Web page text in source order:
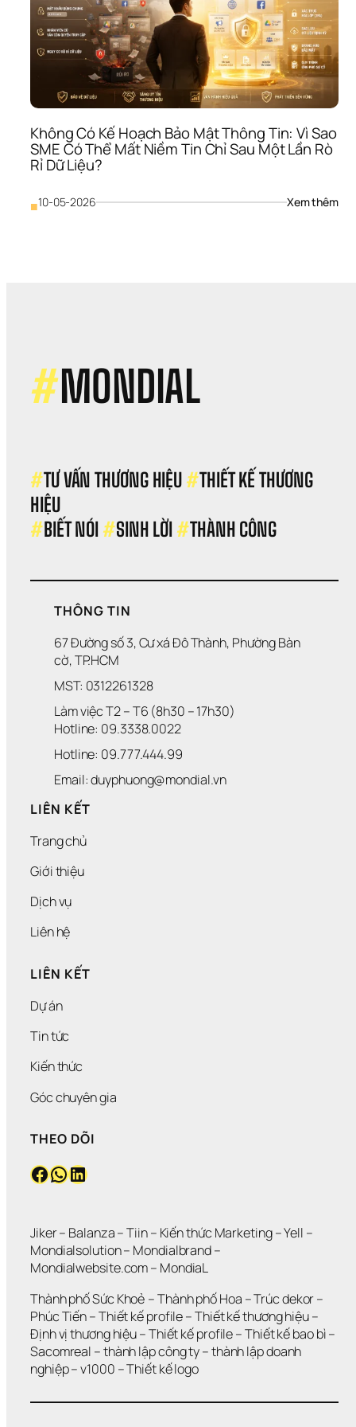
Không Có Kế Hoạch Bảo Mật Thông Tin: Vì Sao
SME Có Thể Mất Niềm Tin Chỉ Sau Một Lần Rò
Rỉ Dữ Liệu?
■10-05-2026 Xem thêm:
#MONDIAL
#TƯ VẤN THƯƠNG HIỆU #THIẾT KẾ THƯƠNG
HIỆU
#BIẾT NÓI #SINH LỜI #THÀNH CÔNG
THÔNG TIN
67 Đường số 3, Cư xá Đô Thành, Phường Bàn
cờ, TP.HCM
MST: 0312261328
Làm việc T2 – T6 (8h30 – 17h30)
Hotline: 09.3338.0022
Hotline: 09.777.444.99
Email: duyphuong@mondial.vn
LIÊN KẾT
Trang chủ
Giới thiệu
Dịch vụ
Liên hệ
LIÊN KẾT
Dự án
Tin tức
Kiến thức
Góc chuyên gia
THEO DÕI
Facebook WhatsApp LinkedIn
Jiker – Balanza – Tiin – Kiến thức Marketing – Yell
Mondialsolution – Mondialbrand
Mondialwebsite.com – MondiaL
Thành phố Sức Khoẻ – Thành phố Hoa – Trúc dekor
Phúc Tiến – Thiết kế profile – Thiết kế thương hiệu
Định vị thương hiệu – Thiết kế profile – Thiết kế bao bì
Sacomreal – thành lập công ty – thành lập doanh
nghiệp – v1000 – Thiết kế logo